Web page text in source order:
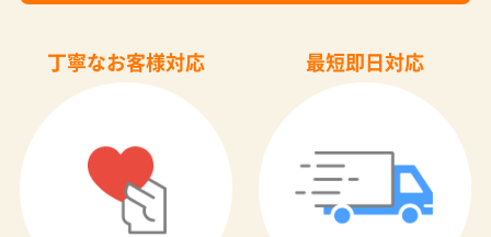
丁寧なお客様対応 最短即日対応